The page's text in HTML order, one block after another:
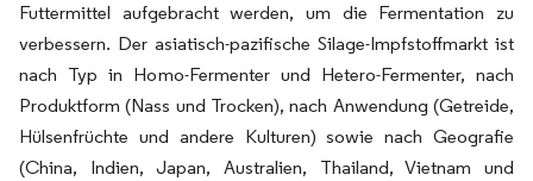
Futtermittel aufgebracht werden, um die Fermentation zu
verbessern. Der asiatisch-pazifische Silage-Impfstoffmarkt ist
nach Typ in Homo-Fermenter und Hetero-Fermenter, nach
Produktform (Nass und Trocken), nach Anwendung (Getreide,
Hülsenfrüchte und andere Kulturen) sowie nach Geografie
(China, Indien, Japan, Australien, Thailand, Vietnam und